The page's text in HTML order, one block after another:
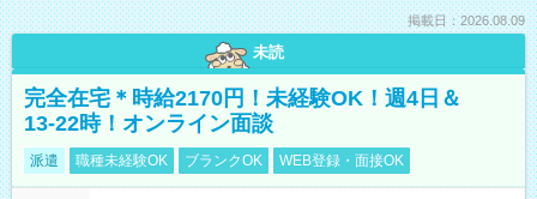
掲載日：2026.08.09
未読
完全在宅＊時給2170円！未経験OK！週4日＆
13-22時！オンライン面談
派遣 職種未経験OK ブランクOK WEB登録・面接OK